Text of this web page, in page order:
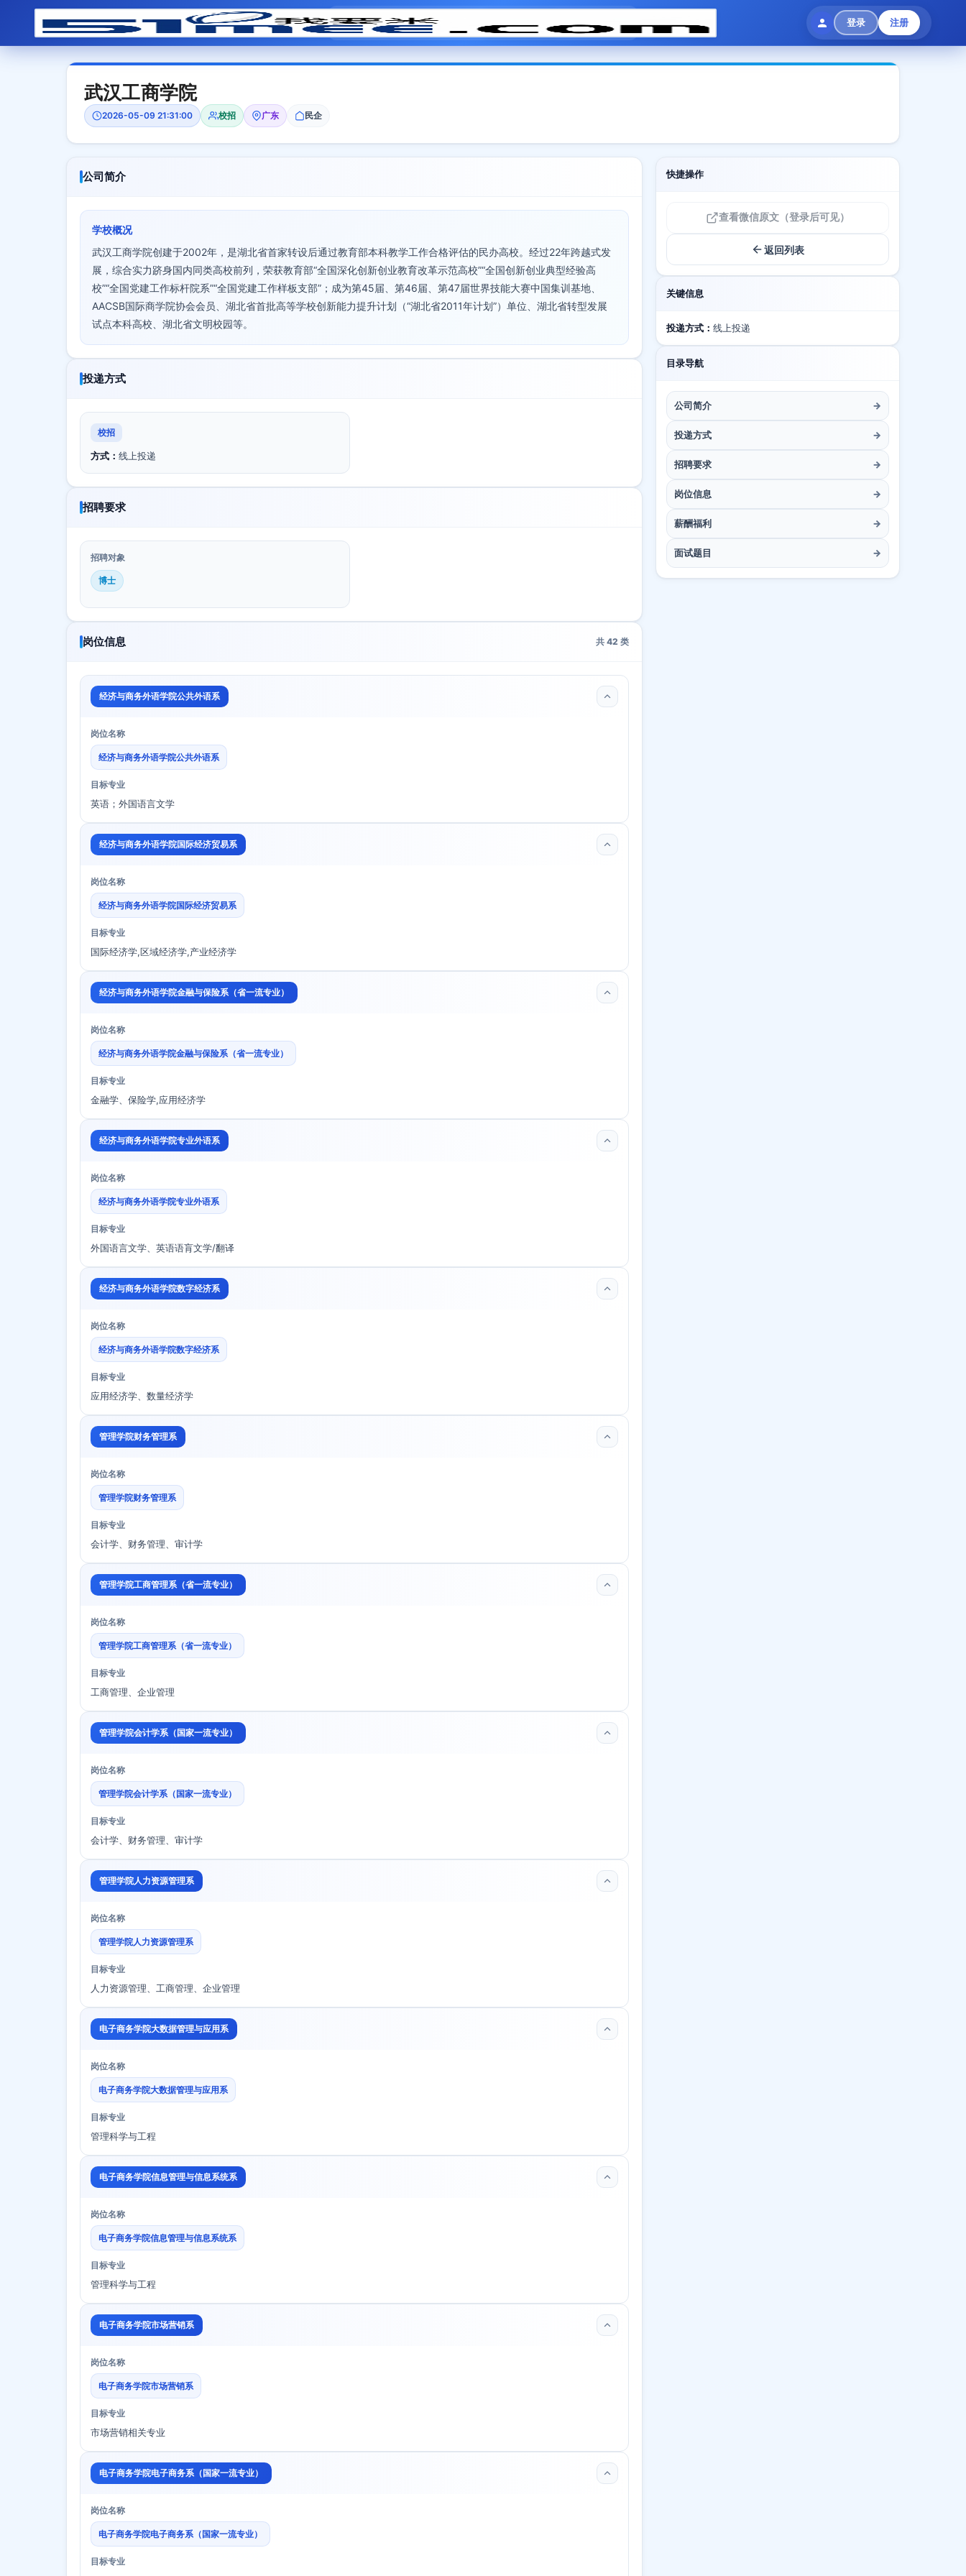
登录 注册
模拟面试 题目大全 招聘中心 会员专区
武汉工商学院
2026-05-09 21:31:00 校招 广东 民企
公司简介
学校概况
武汉工商学院创建于2002年，是湖北省首家转设后通过教育部本科教学工作合格评估的民办高校。经过22年跨越式发
展，综合实力跻身国内同类高校前列，荣获教育部“全国深化创新创业教育改革示范高校”“全国创新创业典型经验高
校”“全国党建工作标杆院系”“全国党建工作样板支部”；成为第45届、第46届、第47届世界技能大赛中国集训基地、
AACSB国际商学院协会会员、湖北省首批高等学校创新能力提升计划（“湖北省2011年计划”）单位、湖北省转型发展
试点本科高校、湖北省文明校园等。
投递方式
校招
方式： 线上投递
招聘要求
招聘对象
博士
岗位信息 共 42 类
经济与商务外语学院公共外语系
岗位名称
经济与商务外语学院公共外语系
目标专业
英语；外国语言文学
经济与商务外语学院国际经济贸易系
岗位名称
经济与商务外语学院国际经济贸易系
目标专业
国际经济学,区域经济学,产业经济学
经济与商务外语学院金融与保险系（省一流专业）
岗位名称
经济与商务外语学院金融与保险系（省一流专业）
目标专业
金融学、保险学,应用经济学
经济与商务外语学院专业外语系
岗位名称
经济与商务外语学院专业外语系
目标专业
外国语言文学、英语语肓文学/翻译
经济与商务外语学院数字经济系
岗位名称
经济与商务外语学院数字经济系
目标专业
应用经济学、数量经济学
管理学院财务管理系
岗位名称
管理学院财务管理系
目标专业
会计学、财务管理、审计学
管理学院工商管理系（省一流专业）
岗位名称
管理学院工商管理系（省一流专业）
目标专业
工商管理、企业管理
管理学院会计学系（国家一流专业）
岗位名称
管理学院会计学系（国家一流专业）
目标专业
会计学、财务管理、审计学
管理学院人力资源管理系
岗位名称
管理学院人力资源管理系
目标专业
人力资源管理、工商管理、企业管理
电子商务学院大数据管理与应用系
岗位名称
电子商务学院大数据管理与应用系
目标专业
管理科学与工程
电子商务学院信息管理与信息系统系
岗位名称
电子商务学院信息管理与信息系统系
目标专业
管理科学与工程
电子商务学院市场营销系
岗位名称
电子商务学院市场营销系
目标专业
市场营销相关专业
电子商务学院电子商务系（国家一流专业）
岗位名称
电子商务学院电子商务系（国家一流专业）
目标专业
快捷操作
查看微信原文（登录后可见）
返回列表
关键信息
投递方式： 线上投递
目录导航
公司简介 →
投递方式 →
招聘要求 →
岗位信息 →
薪酬福利 →
面试题目 →